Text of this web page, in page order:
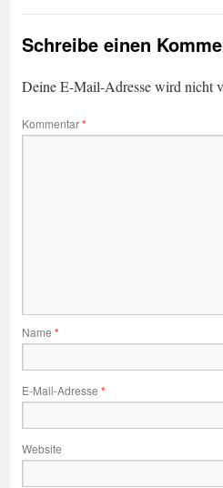
Schreibe einen
Deine E-Mail-Adresse wird nicht
Kommentar*
Name *
E-Mail-Adresse *
Website